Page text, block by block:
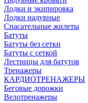
Лодки и экипировка
Лодки надувные
Спасательные жилеты
Батуты
Батуты без сетки
Батуты с сеткой
Лестницы для батутов
Тренажеры
КАРДИОТРЕНАЖЕРЫ
Беговые дорожки
Велотренажеры